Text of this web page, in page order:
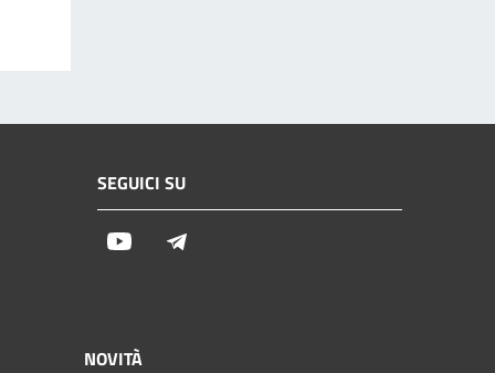
SEGUICI SU
Youtube
NOVITÀ